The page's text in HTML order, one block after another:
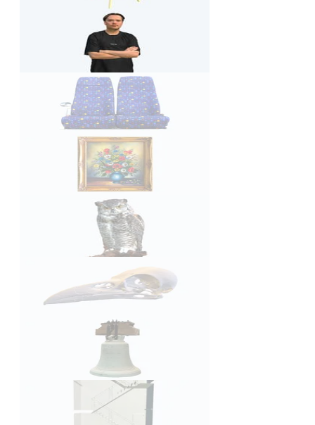
Stehende Person
3D Modell
Bussitze
3D Modell
Gemälde mit Goldrahmen
Rabenschädel
Glocke des Merseburger Doms
Treppenhaus – Kombination